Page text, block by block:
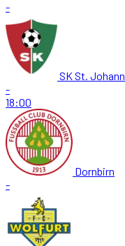
-
SK St. Johann
-
18:00
Dornbirn
-